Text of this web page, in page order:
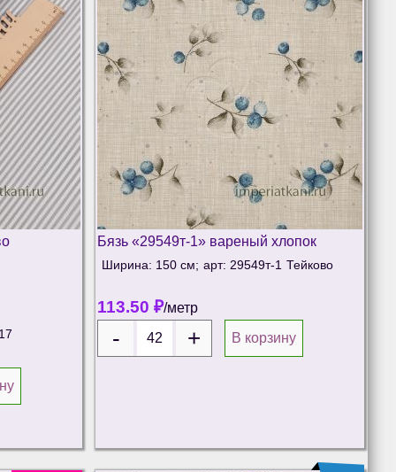
Бязь «29549т-1» вареный хлопок
Ширина: 150 см; арт: 29549т-1 Тейково
113.50 ₽/метр
В корзину